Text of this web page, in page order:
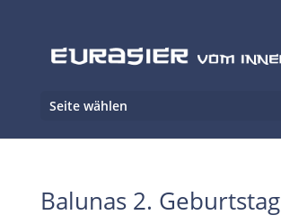
Seite wählen
Balunas 2. Geburtstag